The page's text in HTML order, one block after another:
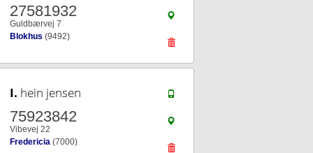
27581932
Guldbærvej 7
Blokhus (9492)
I. hein jensen
75923842
Vibevej 22
Fredericia (7000)